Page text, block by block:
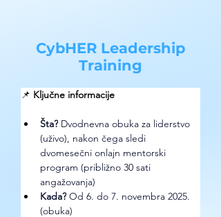
CybHER Leadership
Training
📌 Ključne informacije
Šta? Dvodnevna obuka za liderstvo
(uživo), nakon čega sledi
dvomesečni onlajn mentorski
program (približno 30 sati
angažovanja)
Kada? Od 6. do 7. novembra 2025.
(obuka)